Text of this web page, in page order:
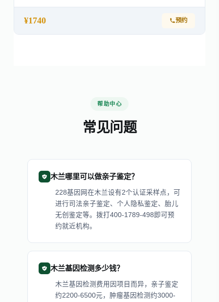
¥1740 预约
帮助中心
常见问题
木兰哪里可以做亲子鉴定？
228基因网在木兰设有2个认证采样点，可
进行司法亲子鉴定、个人隐私鉴定、胎儿
无创鉴定等。拨打400-1789-498即可预
约就近机构。
木兰基因检测多少钱？
木兰基因检测费用因项目而异，亲子鉴定
约2200-6500元，肿瘤基因检测约3000-